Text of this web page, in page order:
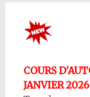
COURS
JANVIER 2026